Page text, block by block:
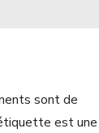
sont de
est une